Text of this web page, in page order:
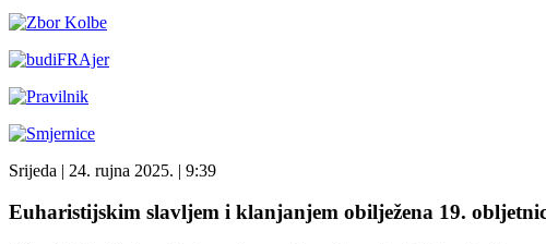
Srijeda | 24. rujna 2025. | 9:39
Euharistijskim slavljem i klanjanjem obilježena 19.